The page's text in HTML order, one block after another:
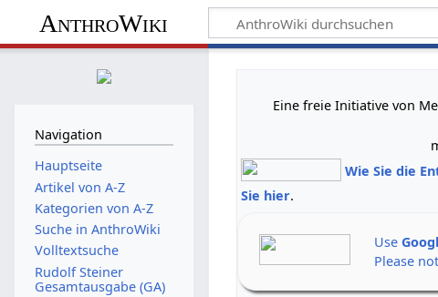
AnthroWiki
Eine freie Initiative von
Wie Sie die
Sie hier.
Use
Please
Navigation
Hauptseite
Artikel von A-Z
Kategorien von A-Z
Suche in AnthroWiki
Volltextsuche
Rudolf Steiner
Gesamtausgabe (GA)